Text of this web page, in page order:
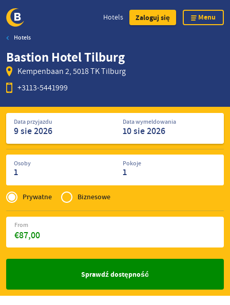
Skip
main
content
Hotels Zaloguj się Menu
Hotels
Bastion Hotel Tilburg
Kempenbaan 2, 5018 TK Tilburg
+3113-5441999
Szukaj
hoteliData przyjazdu Data wymeldowania
Osoby
1
Pokoje
1
Privé
of
Zakelijk
Prywatne Biznesowe
€87,00
From
Sprawdź dostępność